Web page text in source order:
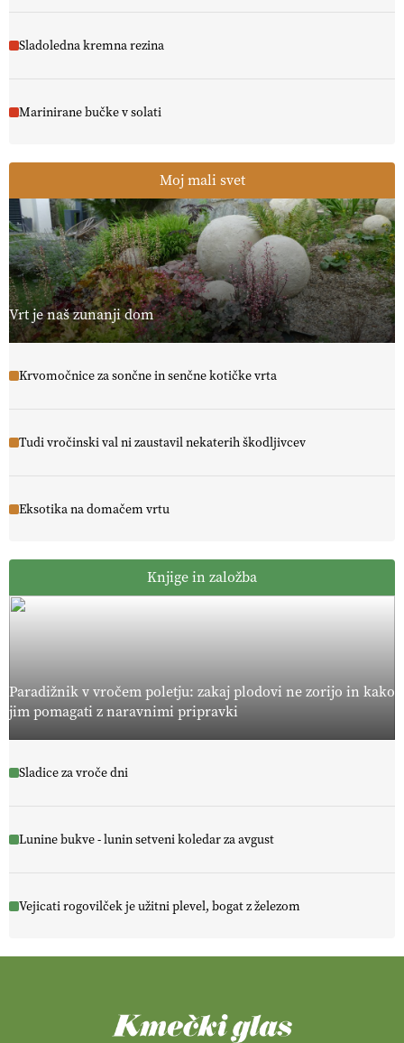
Sladoledna kremna rezina
Marinirane bučke v solati
Moj mali svet
Vrt je naš zunanji dom
Krvomočnice za sončne in senčne kotičke vrta
Tudi vročinski val ni zaustavil nekaterih škodljivcev
Eksotika na domačem vrtu
Knjige in založba
Paradižnik v vročem poletju: zakaj plodovi ne zorijo in kako
jim pomagati z naravnimi pripravki
Sladice za vroče dni
Lunine bukve - lunin setveni koledar za avgust
Vejicati rogovilček je užitni plevel, bogat z železom